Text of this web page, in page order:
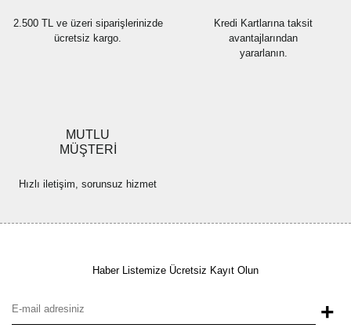
2.500 TL ve üzeri siparişlerinizde
ücretsiz kargo.
Kredi Kartlarına taksit
avantajlarından
yararlanın.
MUTLU
MÜŞTERİ
Hızlı iletişim, sorunsuz hizmet
Haber Listemize Ücretsiz Kayıt Olun
+